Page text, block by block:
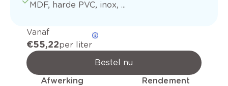
MDF, harde PVC, inox, ...
Vanaf
€ 55,22per liter
Bestel nu
Afwerking
Rendement